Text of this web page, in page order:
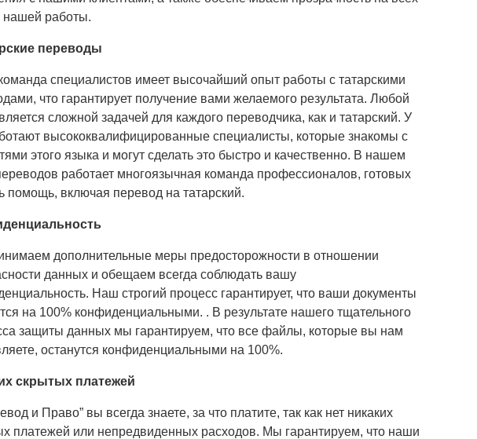
нашей работы.
переводы
специалистов имеет высочайший опыт работы с татарскими
что гарантирует получение вами желаемого результата. Любой
сложной задачей для каждого переводчика, как и татарский. У
высококвалифицированные специалисты, которые знакомы с
этого языка и могут сделать это быстро и качественно. В нашем
работает многоязычная команда профессионалов, готовых
помощь, включая перевод на татарский.
дополнительные меры предосторожности в отношении
данных и обещаем всегда соблюдать вашу
Наш строгий процесс гарантирует, что ваши документы
на 100% конфиденциальными. . В результате нашего тщательного
защиты данных мы гарантируем, что все файлы, которые вы нам
останутся конфиденциальными на 100%.
скрытых платежей
и Право” вы всегда знаете, за что платите, так как нет никаких
платежей или непредвиденных расходов. Мы гарантируем, что наши